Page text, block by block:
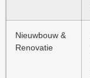
Nieuwbouw &
Renovatie